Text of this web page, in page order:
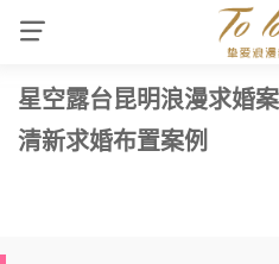
星空露台昆明浪漫求婚
清新求婚布置案例